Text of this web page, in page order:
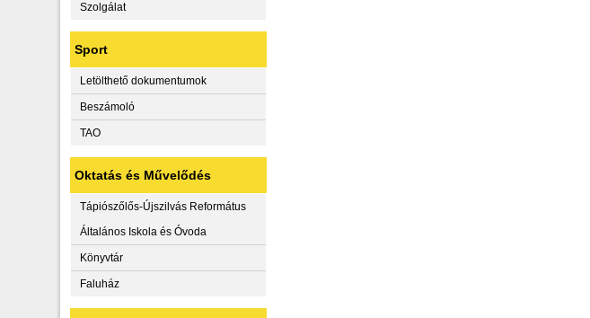
Szolgálat
Sport
Letölthető dokumentumok
Beszámoló
TAO
Oktatás és Művelődés
Tápiószőlős-Újszilvás Református
Általános Iskola és Óvoda
Könyvtár
Faluház